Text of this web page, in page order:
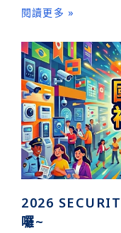
閱讀更多 »
2026
囉~